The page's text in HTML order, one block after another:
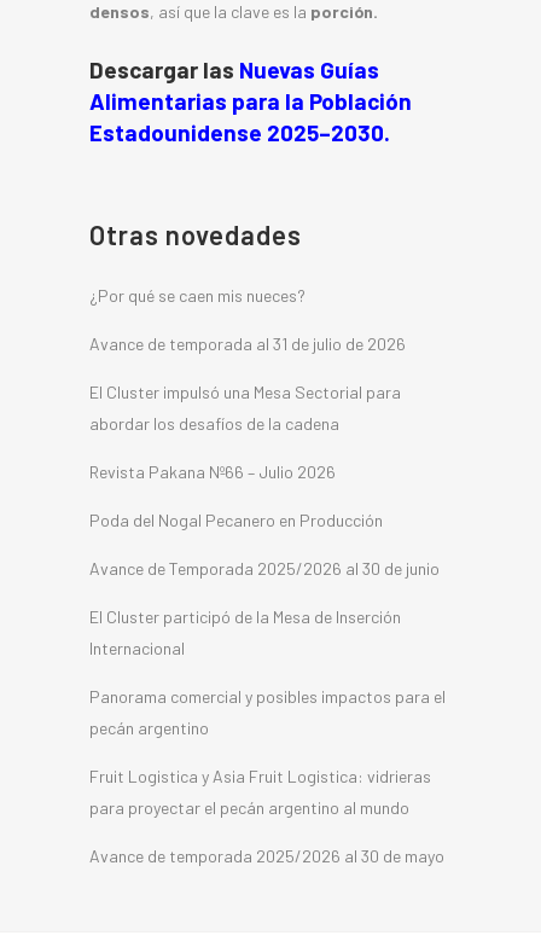
densos, así que la clave es la porción.
Descargar las Nuevas Guías
Alimentarias para la Población
Estadounidense 2025–2030.
Otras novedades
¿Por qué se caen mis nueces?
Avance de temporada al 31 de julio de 2026
El Cluster impulsó una Mesa Sectorial para
abordar los desafíos de la cadena
Revista Pakana Nº66 – Julio 2026
Poda del Nogal Pecanero en Producción
Avance de Temporada 2025/2026 al 30 de junio
El Cluster participó de la Mesa de Inserción
Internacional
Panorama comercial y posibles impactos para el
pecán argentino
Fruit Logistica y Asia Fruit Logistica: vidrieras
para proyectar el pecán argentino al mundo
Avance de temporada 2025/2026 al 30 de mayo